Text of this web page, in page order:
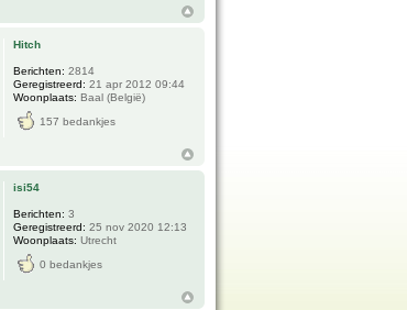
Hitch
Berichten: 2814
Geregistreerd: 21 apr 2012 09:44
Woonplaats: Baal (België)
157 bedankjes
isi54
Berichten: 3
Geregistreerd: 25 nov 2020 12:13
Woonplaats: Utrecht
0 bedankjes